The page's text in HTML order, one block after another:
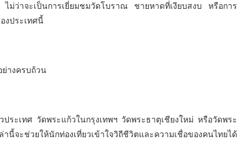
ไม่ว่าจะเป็นการเยี่ยมชมวัดโบราณ ชายหาดที่เงียบสงบ หรือการ
งประเทศนี้
ย่างครบถ้วน
ะเทศ วัดพระแก้วในกรุงเทพฯ วัดพระธาตุเชียงใหม่ หรือวัดพระ
ะช่วยให้นักท่องเที่ยวเข้าใจวิถีชีวิตและความเชื่อของคนไทยได้